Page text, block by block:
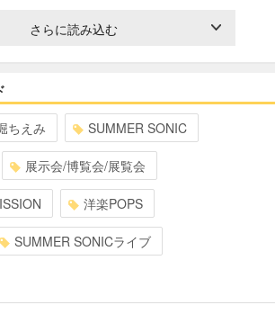
さらに読み込む
ちえみ SUMMER SONIC
展示会/博覧会/展覧会
洋楽POPS
SUMMER SONICライブ